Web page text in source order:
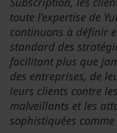
toute l’expertise de
continuons à définir
standard des
facilitant plus que
des entreprises, de
leurs clients contre
malveillants et les
sophistiquées